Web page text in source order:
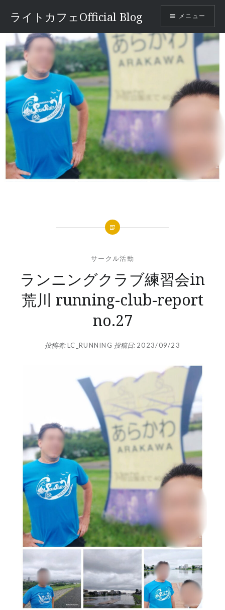
テ
ン
ツ
へ
ス
キ
ッ
プ
ライトカフェOfficial Blog メニュー
サークル活動
ランニングクラブ練習会in
荒川 running-club-report
no.27
投稿者:LC_RUNNING 投稿日: 2023/09/23